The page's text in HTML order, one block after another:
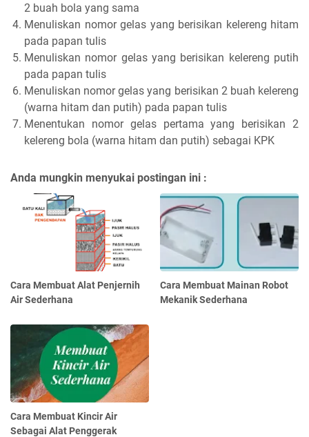
2 buah bola yang sama
Menuliskan nomor gelas yang berisikan kelereng hitam
pada papan tulis
Menuliskan nomor gelas yang berisikan kelereng putih
pada papan tulis
Menuliskan nomor gelas yang berisikan 2 buah kelereng
(warna hitam dan putih) pada papan tulis
Menentukan nomor gelas pertama yang berisikan 2
kelereng bola (warna hitam dan putih) sebagai KPK
Anda mungkin menyukai postingan ini :
Cara Membuat Alat Penjernih
Air Sederhana
Cara Membuat Mainan Robot
Mekanik Sederhana
Cara Membuat Kincir Air
Sebagai Alat Penggerak